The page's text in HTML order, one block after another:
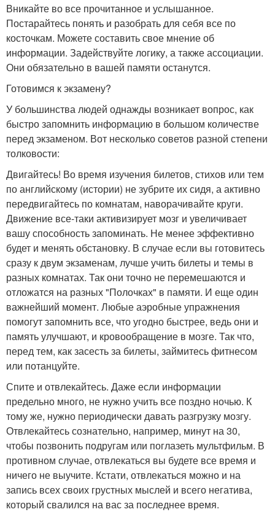
Вникайте во все прочитанное и услышанное.
Постарайтесь понять и разобрать для себя все по
косточкам. Можете составить свое мнение об
информации. Задействуйте логику, а также ассоциации.
Они обязательно в вашей памяти останутся.
Готовимся к экзамену?
У большинства людей однажды возникает вопрос, как
быстро запомнить информацию в большом количестве
перед экзаменом. Вот несколько советов разной степени
толковости:
Двигайтесь! Во время изучения билетов, стихов или тем
по английскому (истории) не зубрите их сидя, а активно
передвигайтесь по комнатам, наворачивайте круги.
Движение все-таки активизирует мозг и увеличивает
вашу способность запоминать. Не менее эффективно
будет и менять обстановку. В случае если вы готовитесь
сразу к двум экзаменам, лучше учить билеты и темы в
разных комнатах. Так они точно не перемешаются и
отложатся на разных "Полочках" в памяти. И еще один
важнейший момент. Любые аэробные упражнения
помогут запомнить все, что угодно быстрее, ведь они и
память улучшают, и кровообращение в мозге. Так что,
перед тем, как засесть за билеты, займитесь фитнесом
или потанцуйте.
Спите и отвлекайтесь. Даже если информации
предельно много, не нужно учить все поздно ночью. К
тому же, нужно периодически давать разгрузку мозгу.
Отвлекайтесь сознательно, например, минут на 30,
чтобы позвонить подругам или поглазеть мультфильм. В
противном случае, отвлекаться вы будете все время и
ничего не выучите. Кстати, отвлекаться можно и на
запись всех своих грустных мыслей и всего негатива,
который свалился на вас за последнее время.